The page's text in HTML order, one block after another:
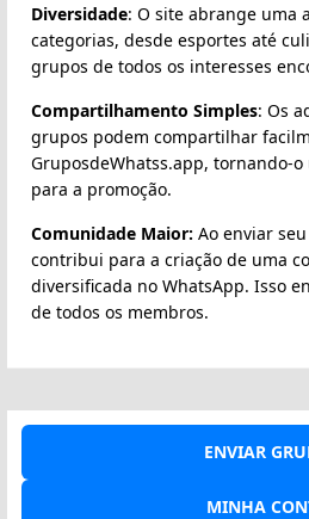
Diversidade: O site abrange uma
categorias, desde esportes até
grupos de todos os interesses
Compartilhamento Simples: Os
grupos podem compartilhar
GruposdeWhatss.app, tornando-
para a promoção.
Comunidade Maior: Ao enviar
contribui para a criação de uma
diversificada no WhatsApp. Isso
de todos os membros.
ENVIAR
MINHA